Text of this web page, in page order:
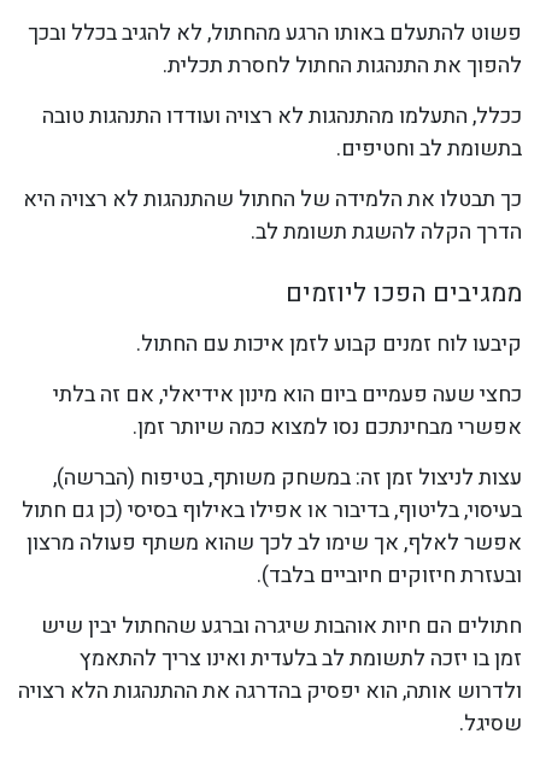
פשוט להתעלם באותו הרגע מהחתול, לא להגיב בכלל ובכך
להפוך את התנהגות החתול לחסרת תכלית.
ככלל, התעלמו מהתנהגות לא רצויה ועודדו התנהגות טובה
בתשומת לב וחטיפים.
כך תבטלו את הלמידה של החתול שהתנהגות לא רצויה היא
הדרך הקלה להשגת תשומת לב.
ממגיבים הפכו ליוזמים
קיבעו לוח זמנים קבוע לזמן איכות עם החתול.
כחצי שעה פעמיים ביום הוא מינון אידיאלי, אם זה בלתי
אפשרי מבחינתכם נסו למצוא כמה שיותר זמן.
עצות לניצול זמן זה: במשחק משותף, בטיפוח (הברשה),
בעיסוי, בליטוף, בדיבור או אפילו באילוף בסיסי (כן גם חתול
אפשר לאלף, אך שימו לב לכך שהוא משתף פעולה מרצון
ובעזרת חיזוקים חיוביים בלבד).
חתולים הם חיות אוהבות שיגרה וברגע שהחתול יבין שיש
זמן בו יזכה לתשומת לב בלעדית ואינו צריך להתאמץ
ולדרוש אותה, הוא יפסיק בהדרגה את ההתנהגות הלא רצויה
שסיגל.